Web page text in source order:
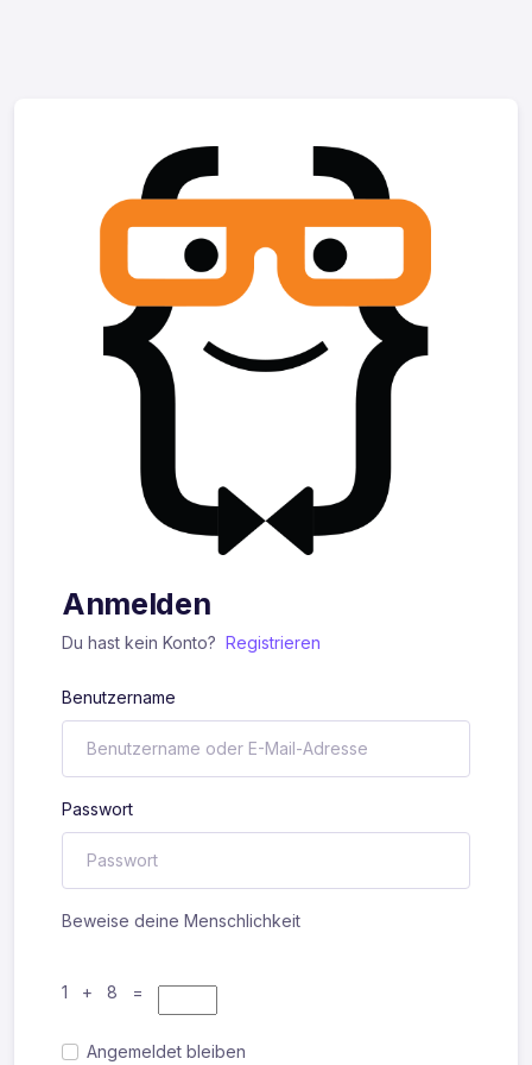
Anmelden
Du hast kein Konto? Registrieren
Benutzername
Passwort
Beweise deine Menschlichkeit
1 + 8 =
Angemeldet bleiben